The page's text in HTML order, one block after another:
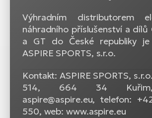
Výhradním distributorem
náhradního příslušenství a dílů
a GT do České republiky je
ASPIRE SPORTS, s.r.o.
Kontakt: ASPIRE SPORTS,
514, 664 34
aspire@aspire.eu, telefon:
550, web: www.aspire.eu